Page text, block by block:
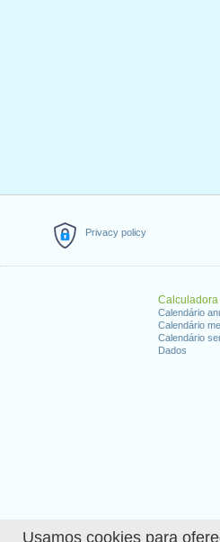
Usamos cookies para
Privacy policy
Calculadora
Calendário
Calendário
Calendário
Dados